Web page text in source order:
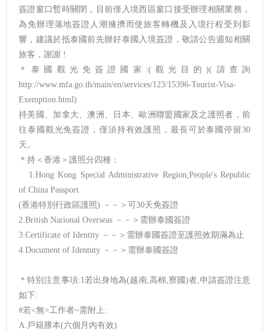
簽證窗口暫時關閉，目前僅入境西區窗口接受辦理相關業務，
為免辦理落地簽證人潮擁擠而使旅客轉機及入境行程受到影
響，建議於抵泰國前先辦好泰國入境簽證，敬請公告週知相關
旅客，謝謝 !
＊泰國觀光免簽證國家:(觀光目的)(請查詢
http://www.mfa.go.th/main/en/services/123/15396-Tourist-Visa-
Exemption.html)
持美國、加拿大、澳洲、日本、歐洲聯盟國家及之護照者，前
往泰國觀光免簽證，僅須持有效護照，最長可於泰國停留30
天。
＊持＜香港＞護照分四種：
1.Hong Kong Special Administrative Region,People's Republic
of China Passport
(香港特別行政區護照) －－＞可30天免簽證
2.British Narional Overseas －－＞需辦泰國簽證
3.Certificate of Identity －－＞需辦泰國簽證至護照效期滿為止
4.Document of Identuty －－＞需辦泰國簽證
＊特別注意事項:1若出身地為(越南,高棉,寮國)者,申請簽證注意
如下:
#若<無>工作者~需附上:
A.戶籍謄本(六個月內有效)